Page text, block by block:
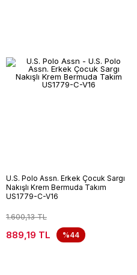
U.S. Polo Assn. Erkek Çocuk Sargı
Nakışlı Krem Bermuda Takım
US1779-C-V16
1.600,13 TL
889,19 TL %44